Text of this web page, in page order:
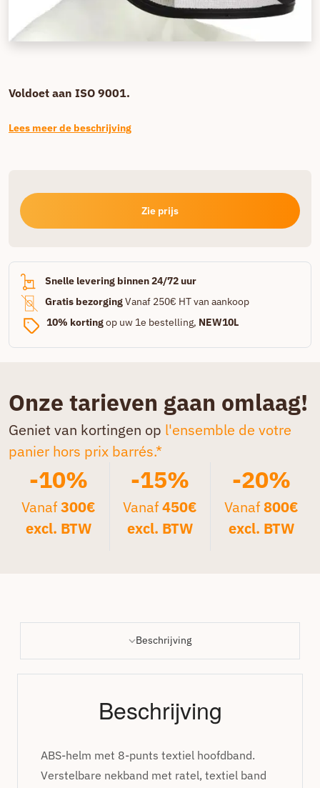
Voldoet aan ISO 9001.
Lees meer de beschrijving
Zie prijs
Snelle levering binnen 24/72 uur
Gratis bezorgingVanaf 250€ HT van aankoop
10% kortingop uw 1e bestelling, NEW10L
Onze tarieven gaan omlaag!
Geniet van kortingen op l'ensemble de votre
panier hors prix barrés.*
-10%
Vanaf300€
excl. BTW
-15%
Vanaf450€
excl. BTW
-20%
Vanaf800€
excl. BTW
Beschrijving
Beschrijving
ABS-helm met 8-punts textiel hoofdband.
Verstelbare nekband met ratel, textiel band